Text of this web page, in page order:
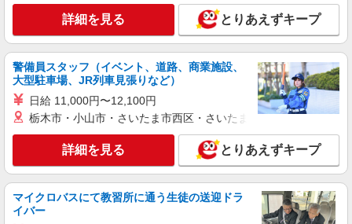
店舗スタッフ
時給1,300円 ※給与幅は経験・能力による ■食
事補助あり ⇒1食200円 ■昇給あり（年2回） ⇒ト
レーナーになったら… 通常時給＋300円！！ ■
研修時給 ⇒通常時給より変動なし ■高校生時給 ⇒
通常時給より変動なし ■深夜時給 ⇒22時以降時給
25％UP↑
東京都千代田区神田佐久間町1-16 ダイニング
スクエア秋葉原ビル2F
キープ 詳細を見る
パート
大衆＆個室祭酒場飯田橋東口駅前店
店舗スタッフ
時給1,300円 ※給与幅は経験・能力による ■食
詳細を見る とりあえずキープ
警備員スタッフ（イベント、道路、商業施設、
大型駐車場、JR列車見張りなど）
日給 11,000円〜12,100円
栃木市・小山市・さいたま市西区・さいたま市岩槻区・久喜市・
詳細を見る とりあえずキープ
マイクロバスにて教習所に通う生徒の送迎ドラ
イバー